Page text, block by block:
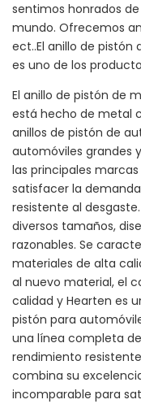
sentimos honrados
mundo. Ofrecemos
ect..El anillo de pistón
es uno de los
El anillo de pistón de
está hecho de metal
anillos de pistón de
automóviles grandes
las principales
satisfacer la
resistente al
diversos tamaños,
razonables. Se
materiales de alta
al nuevo material, el
calidad y Hearten es
pistón para
una línea completa
rendimiento
combina su
incomparable para